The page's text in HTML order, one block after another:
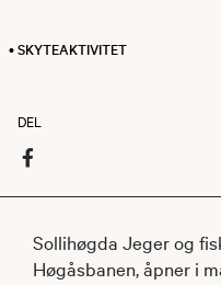
• SKYTEAKTIVITET
DEL
Sollihøgda Jeger og
Høgåsbanen, åpner i